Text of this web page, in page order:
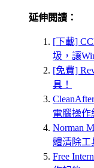
延伸閱讀：
[下載]
圾，讓
[免費]
具！
電腦操作
Norman
體清除工
Free